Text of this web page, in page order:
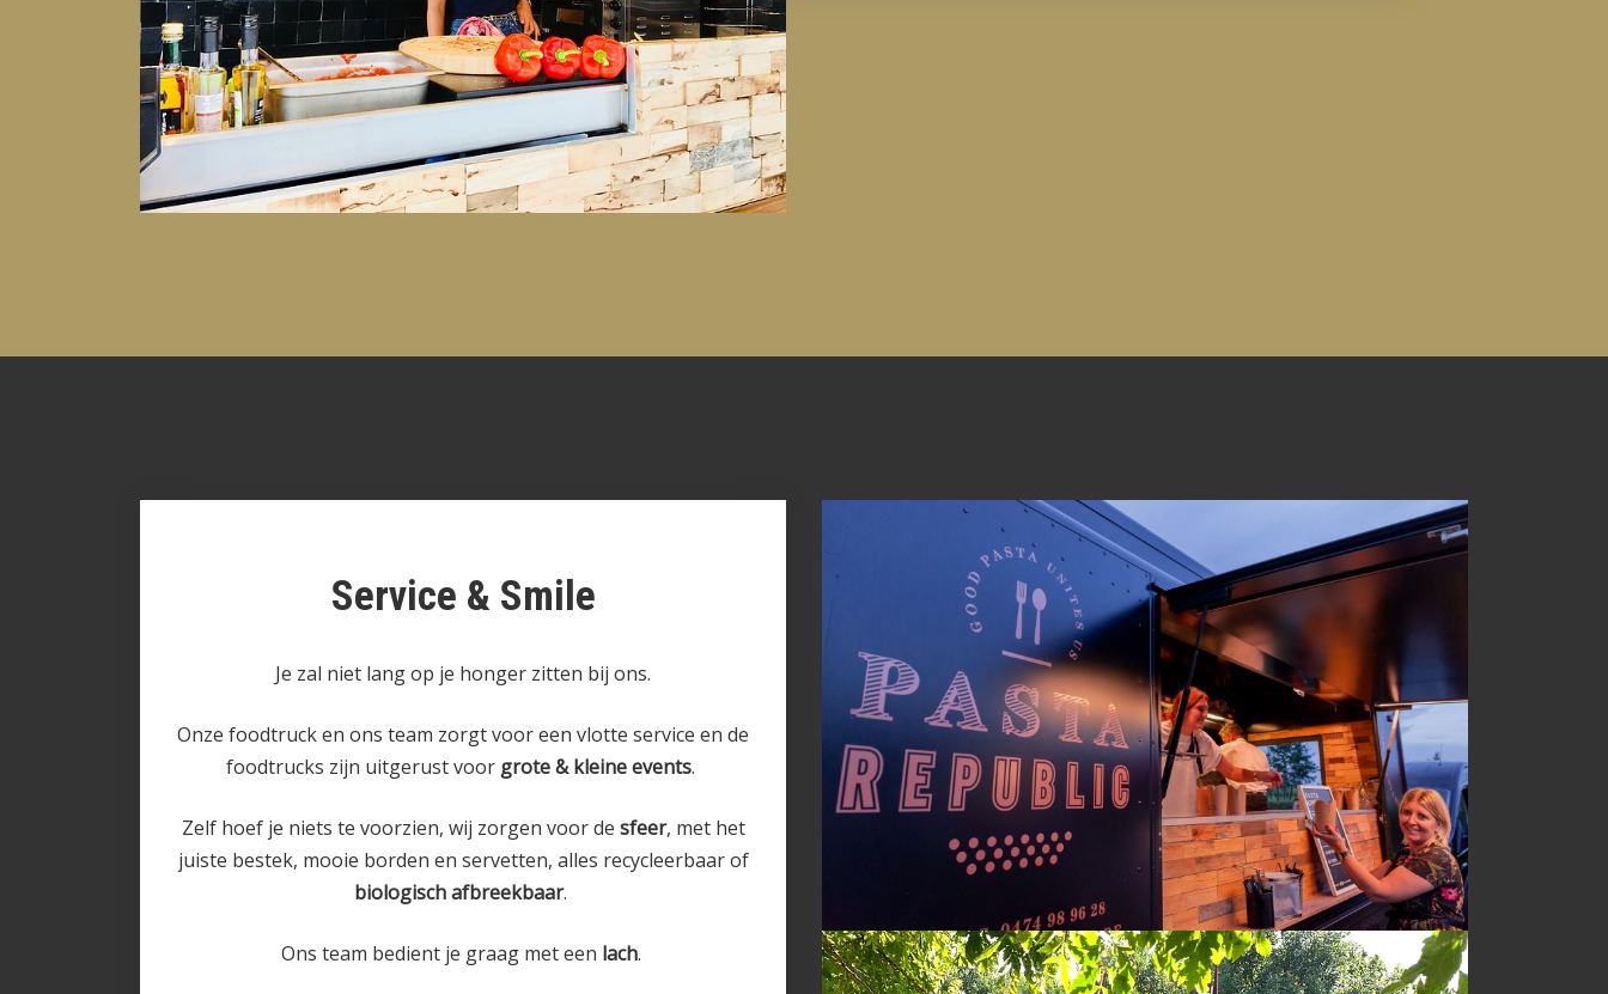
Service & Smile
Je zal niet lang op je honger zitten bij ons.
Onze foodtruck en ons team zorgt voor een vlotte service en de
foodtrucks zijn uitgerust voor grote & kleine events.
Zelf hoef je niets te voorzien, wij zorgen voor de sfeer, met het
juiste bestek, mooie borden en servetten, alles recycleerbaar of
biologisch afbreekbaar.
Ons team bedient je graag met een lach.